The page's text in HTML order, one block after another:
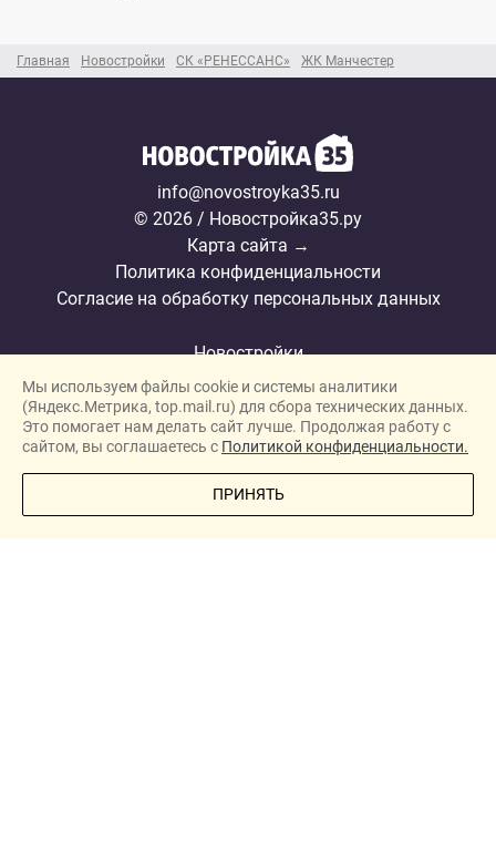
Главная Новостройки СК «РЕНЕССАНС» ЖК Манчестер
info@novostroyka35.ru
© 2026 / Новостройка35.ру
Карта сайта →
Политика конфиденциальности
Согласие на обработку персональных данных
Новостройки
Застройщики
Ипотека
Полезная информация
Видеообзоры ЖК
ПОЗВОНИТЕ МНЕ
Мы используем файлы cookie и системы аналитики
(Яндекс.Метрика, top.mail.ru) для сбора технических данных.
Это помогает нам делать сайт лучше. Продолжая работу с
сайтом, вы соглашаетесь с Политикой конфиденциальности.
ПРИНЯТЬ